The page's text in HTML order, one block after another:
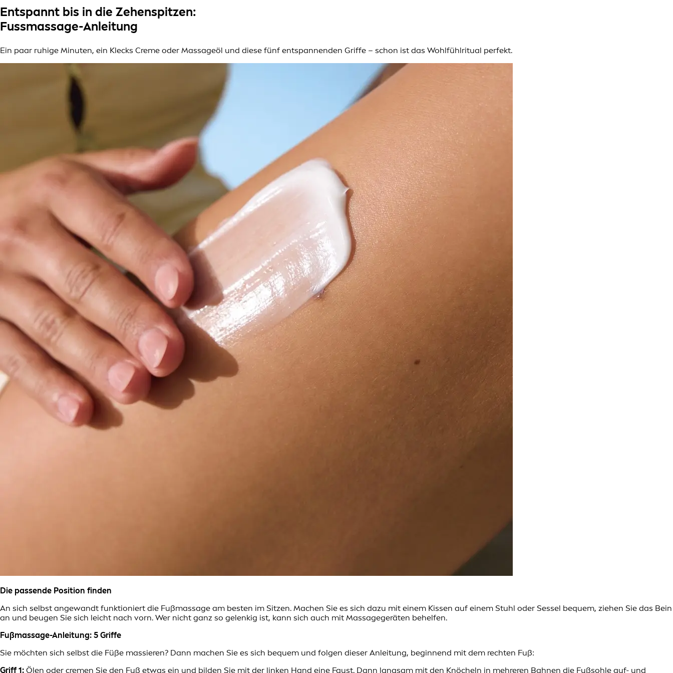
Entspannt bis in die Zehenspitzen:
Fussmassage-Anleitung
Ein paar ruhige Minuten, ein Klecks Creme oder Massageöl und diese fünf entspannenden Griffe – schon ist das Wohlfühlritual perfekt.
Die passende Position finden
An sich selbst angewandt funktioniert die Fußmassage am besten im Sitzen. Machen Sie es sich dazu mit einem Kissen auf einem Stuhl oder Sessel bequem, ziehen Sie das Bein
an und beugen Sie sich leicht nach vorn. Wer nicht ganz so gelenkig ist, kann sich auch mit Massagegeräten behelfen.
Fußmassage-Anleitung: 5 Griffe
Sie möchten sich selbst die Füße massieren? Dann machen Sie es sich bequem und folgen dieser Anleitung, beginnend mit dem rechten Fuß:
Griff 1: Ölen oder cremen Sie den Fuß etwas ein und bilden Sie mit der linken Hand eine Faust. Dann langsam mit den Knöcheln in mehreren Bahnen die Fußsohle auf- und